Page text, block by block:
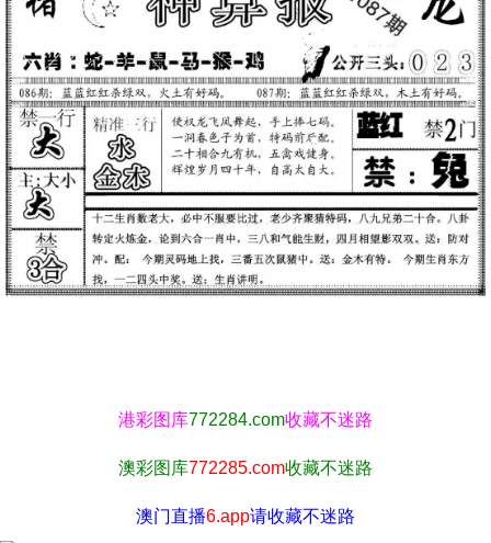
港彩图库772284.com收藏不迷路
澳彩图库772285.com收藏不迷路
澳门直播6.app请收藏不迷路